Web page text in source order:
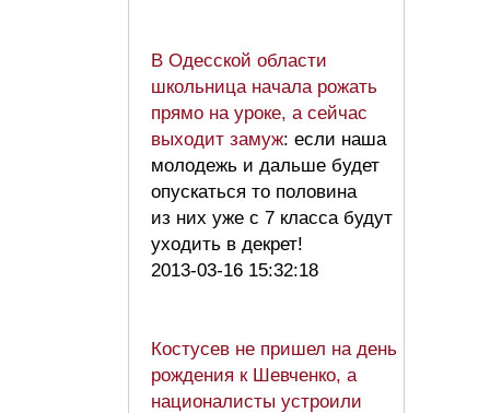
В Одесской области
школьница начала рожать
прямо на уроке, а сейчас
выходит замуж: если наша
молодежь и дальше будет
опускаться то половина
из них уже с 7 класса будут
уходить в декрет!
2013-03-16 15:32:18
Костусев не пришел на день
рождения к Шевченко, а
националисты устроили